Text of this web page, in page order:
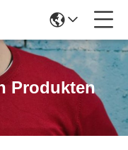
Produkten